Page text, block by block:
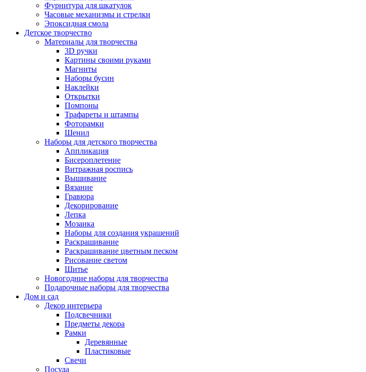
Фурнитура для шкатулок
Часовые механизмы и стрелки
Эпоксидная смола
Детское творчество
Материалы для творчества
3D ручки
Картины своими руками
Магниты
Наборы бусин
Наклейки
Открытки
Помпоны
Трафареты и штампы
Фоторамки
Шенил
Наборы для детского творчества
Аппликация
Бисероплетение
Витражная роспись
Вышивание
Вязание
Гравюра
Декорирование
Лепка
Мозаика
Наборы для создания украшений
Раскрашивание
Раскрашивание цветным песком
Рисование светом
Шитье
Новогодние наборы для творчества
Подарочные наборы для творчества
Дом и сад
Декор интерьера
Подсвечники
Предметы декора
Рамки
Деревянные
Пластиковые
Свечи
Посуда